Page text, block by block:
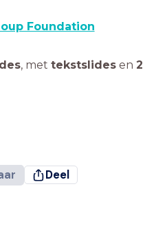
Foundation
, met tekstslides en 2
Deel